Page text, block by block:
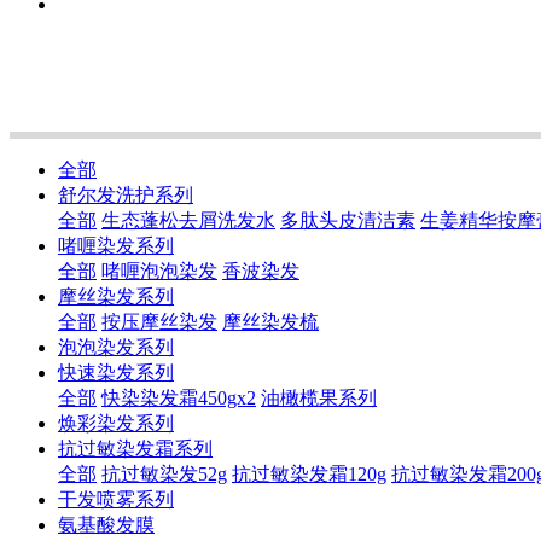
全部
舒尔发洗护系列
全部 生态蓬松去屑洗发水 多肽头皮清洁素 生姜精华按摩
啫喱染发系列
全部 啫喱泡泡染发 香波染发
摩丝染发系列
全部 按压摩丝染发 摩丝染发梳
泡泡染发系列
快速染发系列
全部 快染染发霜450gx2 油橄榄果系列
焕彩染发系列
抗过敏染发霜系列
全部 抗过敏染发52g 抗过敏染发霜120g 抗过敏染发霜
干发喷雾系列
氨基酸发膜